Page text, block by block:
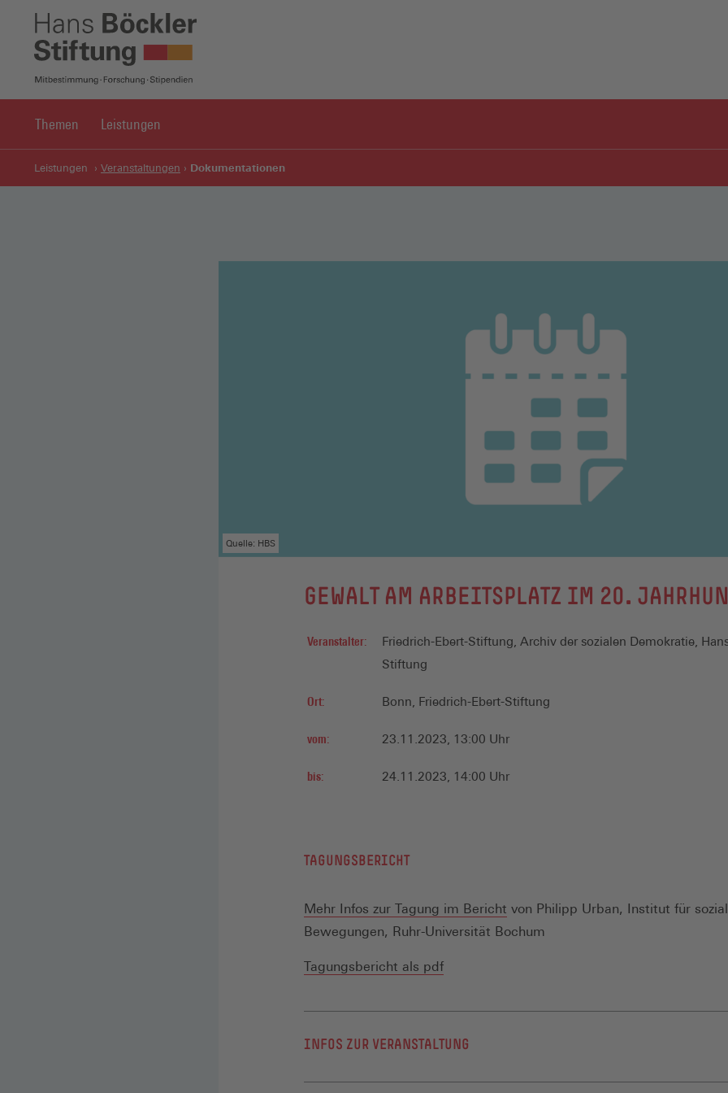
Themen Leistungen
Leistungen Veranstaltungen Dokumentationen
Quelle: HBS
GEWALT AM ARBEITSPLATZ IM 20.
Veranstalter:
Friedrich-Ebert-Stiftung, Archiv der sozialen Demokratie,
Stiftung
Ort: Bonn, Friedrich-Ebert-Stiftung
vom: 23.11.2023, 13:00 Uhr
bis: 24.11.2023, 14:00 Uhr
TAGUNGSBERICHT
Mehr Infos zur Tagung im Bericht (Öffnet
in
von Philipp Urban, Institut für
Bewegungen, Ruhr-Universität Bochum
Tagungsbericht als pdf(Öffnet
einem
INFOS ZUR VERANSTALTUNG